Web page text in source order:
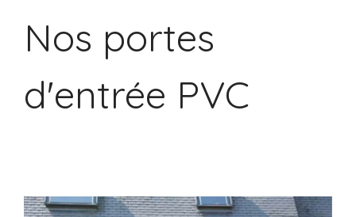
Nos portes
d'entrée PVC